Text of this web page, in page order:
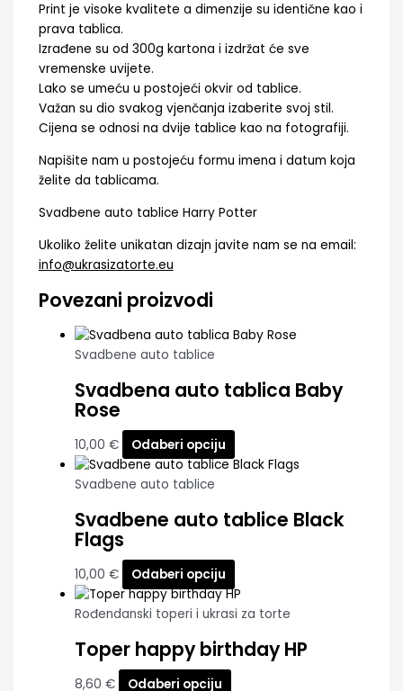
Print je visoke kvalitete a dimenzije su identične kao i
prava tablica.
Izrađene su od 300g kartona i izdržat će sve
vremenske uvijete.
Lako se umeću u postojeći okvir od tablice.
Važan su dio svakog vjenčanja izaberite svoj stil.
Cijena se odnosi na dvije tablice kao na fotografiji.
Napišite nam u postojeću formu imena i datum koja
želite da tablicama.
Svadbene auto tablice Harry Potter
Ukoliko želite unikatan dizajn javite nam se na email:
info@ukrasizatorte.eu
Povezani proizvodi
Svadbene auto tablice
Svadbena auto tablica Baby
Rose
10,00 € Odaberi opciju
Svadbene auto tablice
Svadbene auto tablice Black
Flags
10,00 € Odaberi opciju
Rođendanski toperi i ukrasi za torte
Toper happy birthday HP
8,60 € Odaberi opciju